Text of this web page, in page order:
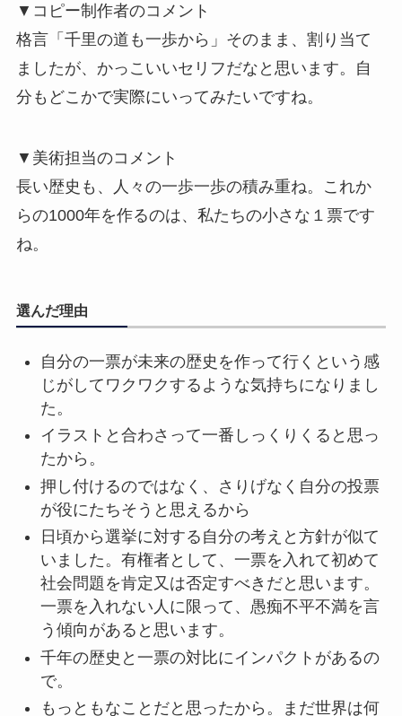
▼コピー制作者のコメント
格言「千里の道も一歩から」そのまま、割り当て
ましたが、かっこいいセリフだなと思います。自
分もどこかで実際にいってみたいですね。
▼美術担当のコメント
長い歴史も、人々の一歩一歩の積み重ね。これか
らの1000年を作るのは、私たちの小さな１票です
ね。
選んだ理由
自分の一票が未来の歴史を作って行くという感
じがしてワクワクするような気持ちになりまし
た。
イラストと合わさって一番しっくりくると思っ
たから。
押し付けるのではなく、さりげなく自分の投票
が役にたちそうと思えるから
日頃から選挙に対する自分の考えと方針が似て
いました。有権者として、一票を入れて初めて
社会問題を肯定又は否定すべきだと思います。
一票を入れない人に限って、愚痴不平不満を言
う傾向があると思います。
千年の歴史と一票の対比にインパクトがあるの
で。
もっともなことだと思ったから。まだ世界は何